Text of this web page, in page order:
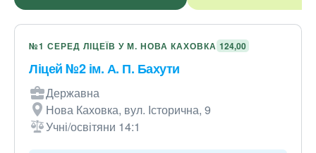
№1 СЕРЕД ЛІЦЕЇВ У М. НОВА КАХОВКА 124,00
Ліцей №2 ім. А. П. Бахути
Державна
Нова Каховка, вул. Історична, 9
Учні/освітяни 14:1